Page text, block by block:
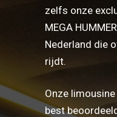
zelfs onze
MEGA
Nederland die
rijdt.
Onze
best